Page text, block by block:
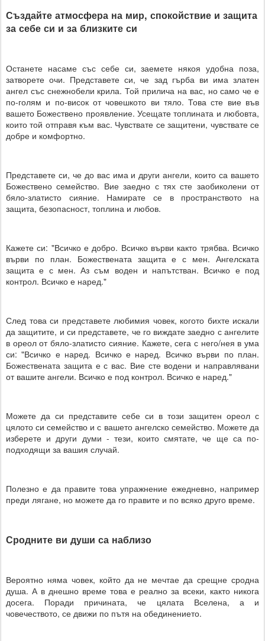
Създайте атмосфера на мир, спокойствие и защита
за себе си и за близките си
Останете насаме със себе си, заемете някоя удобна поза,
затворете очи. Представете си, че зад гърба ви има златен
ангел със снежнобели крила. Той прилича на вас, но само че е
по-голям и по-висок от човешкото ви тяло. Това сте вие във
вашето Божествено проявление. Усещате топлината и любовта,
които той отправя към вас. Чувствате се защитени, чувствате се
добре и комфортно.
Представете си, че до вас има и други ангели, които са вашето
Божествено семейство. Вие заедно с тях сте заобиколени от
бяло-златисто сияние. Намирате се в пространството на
защита, безопасност, топлина и любов.
Кажете си: "Всичко е добро. Всичко върви както трябва. Всичко
върви по план. Божествената защита е с мен. Ангелската
защита е с мен. Аз съм воден и напътстван. Всичко е под
контрол. Всичко е наред."
След това си представете любимия човек, когото бихте искали
да защитите, и си представете, че го виждате заедно с ангелите
в ореол от бяло-златисто сияние. Кажете, сега с него/нея в ума
си: "Всичко е наред. Всичко е наред. Всичко върви по план.
Божествената защита е с вас. Вие сте водени и направлявани
от вашите ангели. Всичко е под контрол. Всичко е наред."
Можете да си представите себе си в този защитен ореол с
цялото си семейство и с вашето ангелско семейство. Можете да
изберете и други думи - тези, които смятате, че ще са по-
подходящи за вашия случай.
Полезно е да правите това упражнение ежедневно, например
преди лягане, но можете да го правите и по всяко друго време.
Сродните ви души са наблизо
Вероятно няма човек, който да не мечтае да срещне сродна
душа. А в днешно време това е реално за всеки, както никога
досега. Поради причината, че цялата Вселена, а и
човечеството, се движи по пътя на обединението.